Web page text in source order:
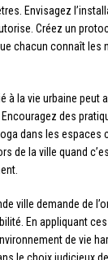
Envisagez
Créez un
chacun connaît les
à la vie urbaine peut
des
dans les espaces
de la ville quand
ville demande de
En appliquant
de vie